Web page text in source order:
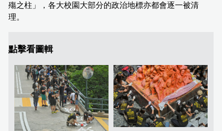
殤之柱」，各大校園大部分的政治地標亦都會逐一被清
理。
點擊看圖輯